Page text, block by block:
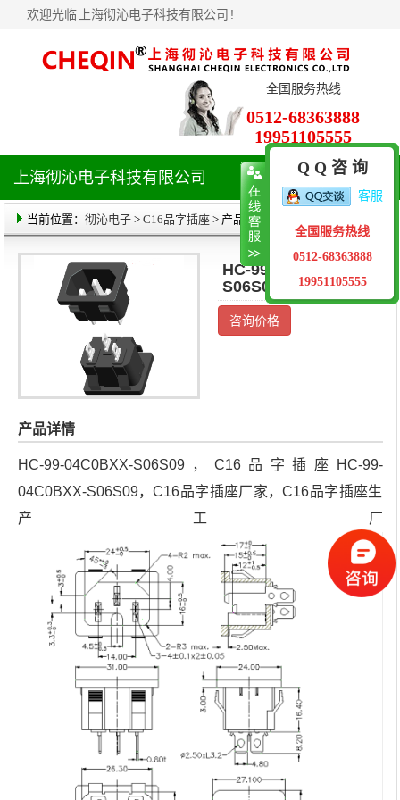
欢迎光临 上海彻沁电子科技有限公司 !
全国服务热线
0512-68363888
19951105555
航
单
上海彻沁电子科技有限公司
当前位置： 彻沁电子> C16品字插座> 产品详情
HC-99-04C0BXX-
S06S09
咨询价格
产品详情
HC-99-04C0BXX-S06S09，C16品字插座HC-99-
04C0BXX-S06S09，C16品字插座厂家，C16品字插座生
产工厂
Q Q 咨 询
客服
全国服务热线
0512-68363888
19951105555